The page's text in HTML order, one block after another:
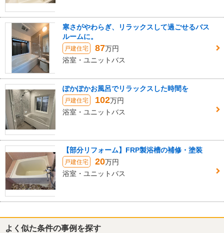
寒さがやわらぎ、リラックスして過ごせるバス
ルームに。
戸建住宅 87万円
浴室・ユニットバス
ぽかぽかお風呂でリラックスした時間を
戸建住宅 102万円
浴室・ユニットバス
【部分リフォーム】FRP製浴槽の補修・塗装
戸建住宅 20万円
浴室・ユニットバス
よく似た条件の事例を探す